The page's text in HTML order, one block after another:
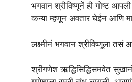
भगवान श्रीविष्णूनें ही गोष्ट आपली
कन्या म्हणून अवतार घेईन आणि
लक्ष्मीनं भगवान श्रीविष्णूला तसं
श्रीगणेश ऋद्धिसिद्धिसमवेत सुखानं